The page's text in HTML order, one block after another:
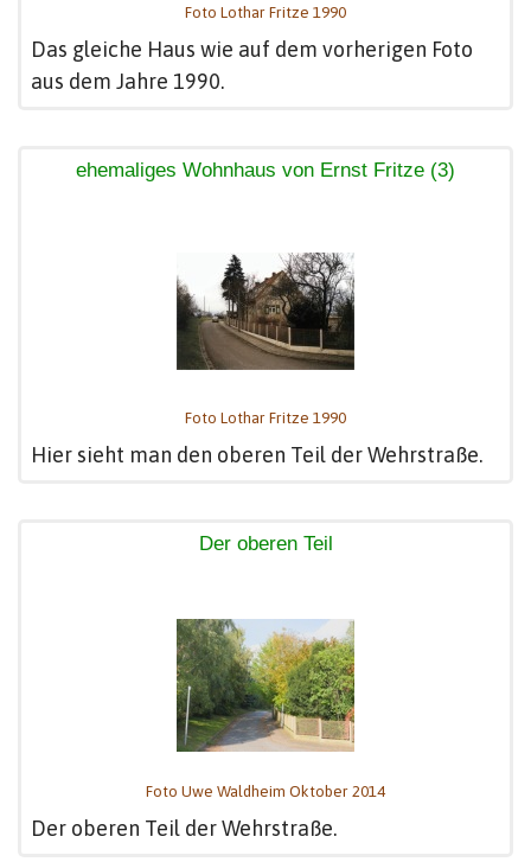
Foto Lothar Fritze 1990
Das gleiche Haus wie auf dem vorherigen Foto
aus dem Jahre 1990.
ehemaliges Wohnhaus von Ernst Fritze (3)
Foto Lothar Fritze 1990
Hier sieht man den oberen Teil der Wehrstraße.
Der oberen Teil
Foto Uwe Waldheim Oktober 2014
Der oberen Teil der Wehrstraße.